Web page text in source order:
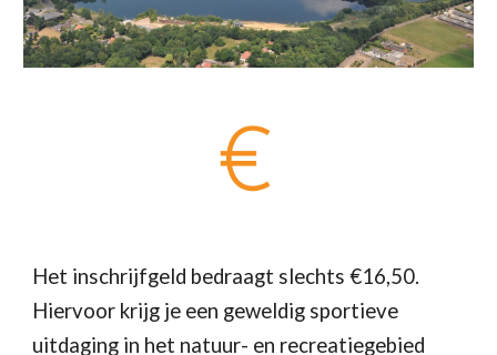
Het inschrijfgeld bedraagt slechts €16,50.
Hiervoor krijg je een geweldig sportieve
uitdaging in het natuur- en recreatiegebied